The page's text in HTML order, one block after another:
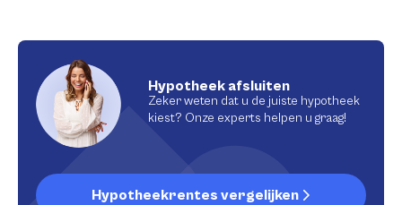
Hypotheek afsluiten
Zeker weten dat u de juiste hypotheek
kiest? Onze experts helpen u graag!
Hypotheekrentes vergelijken